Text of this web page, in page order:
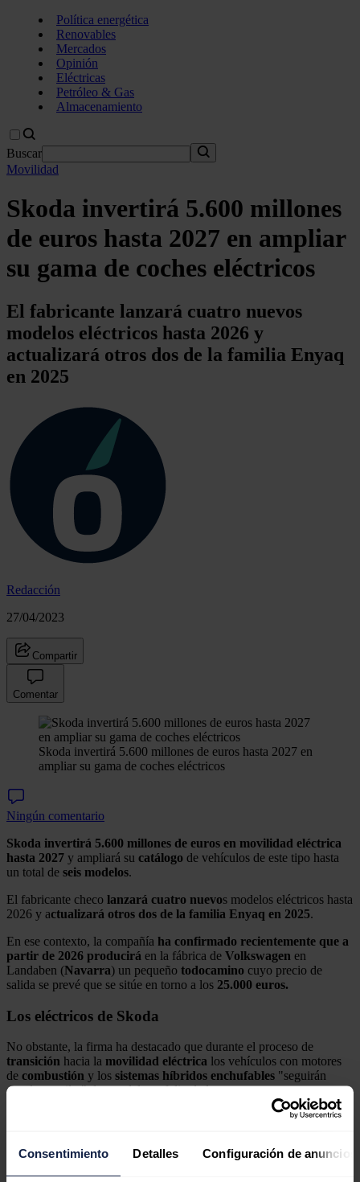
Consentimiento Detalles Configuración de anuncios
Política energética
Renovables
Mercados
Opinión
Eléctricas
Petróleo & Gas
Almacenamiento
Buscar
Movilidad
Skoda invertirá 5.600 millones
de euros hasta 2027 en ampliar
su gama de coches eléctricos
El fabricante lanzará cuatro nuevos
modelos eléctricos hasta 2026 y
actualizará otros dos de la familia Enyaq
en 2025
Redacción
27/04/2023
Compartir
Comentar
Skoda invertirá 5.600 millones de euros hasta 2027 en
ampliar su gama de coches eléctricos
Ningún comentario
Skoda invertirá 5.600 millones de euros en movilidad eléctrica
hasta 2027 y ampliará su catálogo de vehículos de este tipo hasta
un total de seis modelos.
El fabricante checo lanzará cuatro nuevos modelos eléctricos hasta
2026 y actualizará otros dos de la familia Enyaq en 2025.
En ese contexto, la compañía ha confirmado recientemente que a
partir de 2026 producirá en la fábrica de Volkswagen en
Landaben (Navarra) un pequeño todocamino cuyo precio de
salida se prevé que se sitúe en torno a los 25.000 euros.
Los eléctricos de Skoda
No obstante, la firma ha destacado que durante el proceso de
transición hacia la movilidad eléctrica los vehículos con motores
de combustión y los sistemas híbridos enchufables "seguirán
siendo un pilar" dentro del portfolio de la marca.
"Con seis nuevos modelos totalmente eléctricos en todos los
movilidad individual eléctrica y sostenible. Junto con nuestros
nuevos y altamente eficientes modelos convencionales e híbridos,
estamos ofreciendo lo mejor de ambos mundos, satisfaciendo las